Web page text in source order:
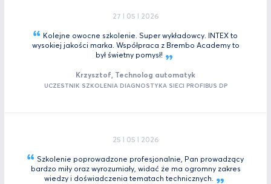
27 I 05 I 2026
Kolejne owocne szkolenie. Super wykładowcy. INTEX to
wysokiej jakości marka. Współpraca z Brembo Academy to
był świetny pomysł!
Krzysztof, Technolog automatyk
UCZESTNIK SZKOLENIA DIAGNOSTYKA SIECI PROFIBUS DP
25 I 05 I 2026
Szkolenie poprowadzone profesjonalnie, Pan prowadzący
bardzo miły oraz wyrozumiały, widać że ma ogromny zakres
wiedzy i doświadczenia tematachtechnicznych.